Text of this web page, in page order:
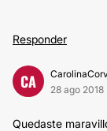
Responder
CA
28 ago 2018
Quedaste